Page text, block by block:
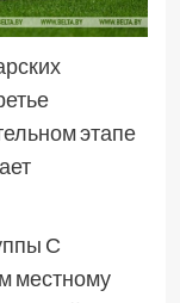
этапе
С
местному